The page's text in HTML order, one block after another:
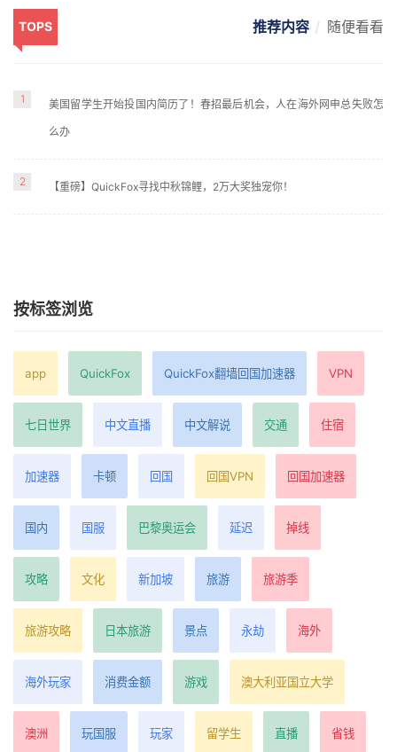
TOPS 推荐内容 随便看看
1 美国留学生开始投国内简历了！春招最后机会，人在海外网申总失败怎
么办
2 【重磅】QuickFox寻找中秋锦鲤，2万大奖独宠你！
按标签浏览
app QuickFox QuickFox翻墙回国加速器 VPN
七日世界 中文直播 中文解说 交通 住宿
加速器 卡顿 回国 回国VPN 回国加速器
国内 国服 巴黎奥运会 延迟 掉线
攻略 文化 新加坡 旅游 旅游季
旅游攻略 日本旅游 景点 永劫 海外
海外玩家 消费金额 游戏 澳大利亚国立大学
澳洲 玩国服 玩家 留学生 直播 省钱